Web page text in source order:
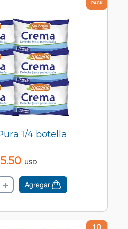
PACK
1/4 botella
5.50 USD
+ Agregar